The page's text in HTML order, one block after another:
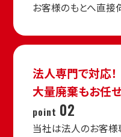
お客様のもとへ直接
法人専門で対応！
大量廃棄もお任せ
point 02
当社は法人のお客様